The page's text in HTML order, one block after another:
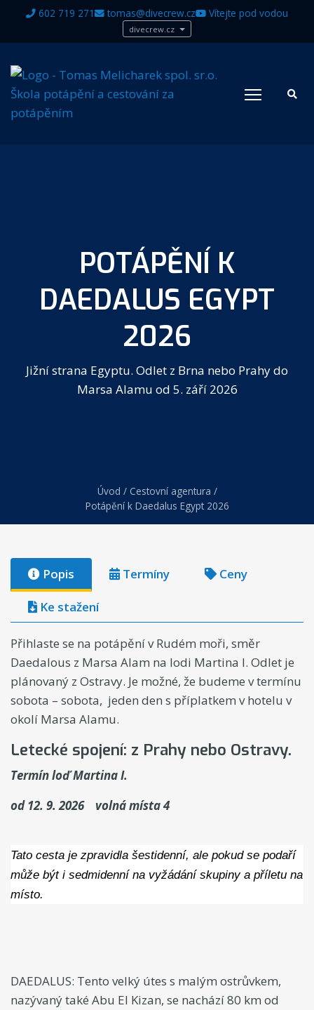
602 719 271 tomas@divecrew.cz Vítejte pod vodou
divecrew.cz
POTÁPĚNÍ K
DAEDALUS EGYPT
2026
Jižní strana Egyptu. Odlet z Brna nebo Prahy do
Marsa Alamu od 5. září 2026
Úvod / Cestovní agentura /
Potápění k Daedalus Egypt 2026
Popis Termíny Ceny
Ke stažení
Přihlaste se na potápění v Rudém moři, směr
Daedalous z Marsa Alam na lodi Martina I. Odlet je
plánovaný z Ostravy. Je možné, že budeme v termínu
sobota – sobota, jeden den s příplatkem v hotelu v
okolí Marsa Alamu.
Letecké spojení: z Prahy nebo Ostravy.
Termín loď Martina I.
od 12. 9. 2026 volná místa 4
Tato cesta je zpravidla šestidenní, ale pokud se podaří
může být i sedmidenní na vyžádání skupiny a příletu na
místo.
DAEDALUS: Tento velký útes s malým ostrůvkem,
nazývaný také Abu El Kizan, se nachází 80 km od